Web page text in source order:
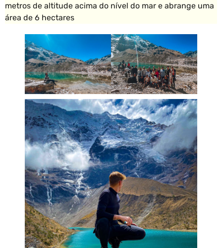
metros de altitude acima do nível do mar e abrange uma
área de 6 hectares